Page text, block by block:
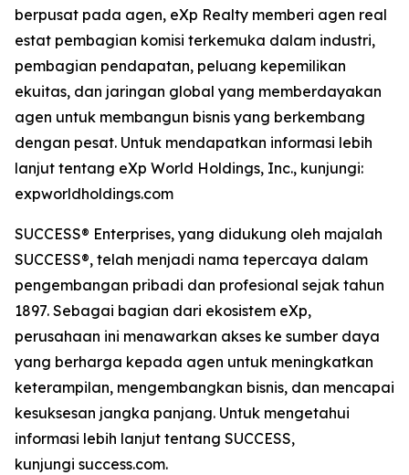
berpusat pada agen, eXp Realty memberi agen real
estat pembagian komisi terkemuka dalam industri,
pembagian pendapatan, peluang kepemilikan
ekuitas, dan jaringan global yang memberdayakan
agen untuk membangun bisnis yang berkembang
dengan pesat. Untuk mendapatkan informasi lebih
lanjut tentang eXp World Holdings, Inc., kunjungi:
expworldholdings.com
SUCCESS® Enterprises, yang didukung oleh majalah
SUCCESS®, telah menjadi nama tepercaya dalam
pengembangan pribadi dan profesional sejak tahun
1897. Sebagai bagian dari ekosistem eXp,
perusahaan ini menawarkan akses ke sumber daya
yang berharga kepada agen untuk meningkatkan
keterampilan, mengembangkan bisnis, dan mencapai
kesuksesan jangka panjang. Untuk mengetahui
informasi lebih lanjut tentang SUCCESS,
kunjungi success.com.